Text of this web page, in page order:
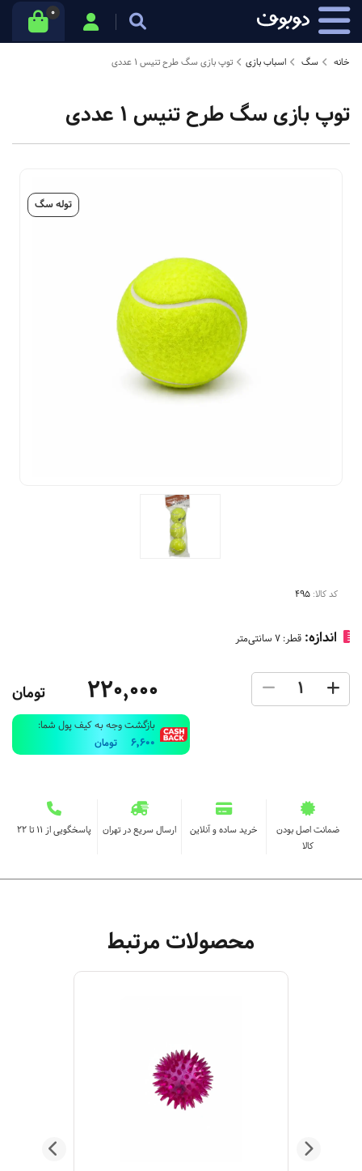
0
خانه سگ اسباب بازی توپ بازی سگ طرح تنیس 1 عددی
توپ بازی سگ طرح تنیس 1 عددی
توله سگ
کد کالا:
اندازه: قطر: 7 سانتی‌متر
220,000 تومان
بازگشت وجه به کیف پول شما:
6,600 تومان
ضمانت اصل بودن
کالا
خرید ساده و آنلاین ارسال سریع در تهران پاسخگویی از ۱۱ تا ۲۲
محصولات مرتبط